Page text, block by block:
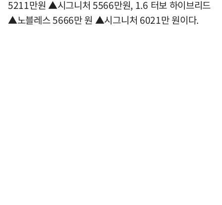
5211만원 ▲시그니처 5566만원, 1.6 터보 하이브리드
▲노블레스 5666만 원 ▲시그니처 6021만 원이다.